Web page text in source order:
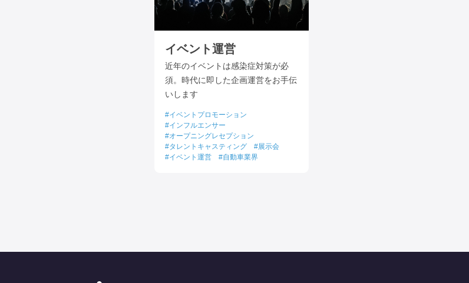
イベント運営
近年のイベントは感染症対策が必
須。時代に即した企画運営をお手伝
いします
イベントプロモーション
インフルエンサー
オープニングレセプション
タレントキャスティング
展示会
イベント運営
自動車業界